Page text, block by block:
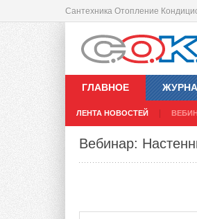
Сантехника Отопление
ГЛАВНОЕ
ЛЕНТА НОВОСТЕЙ
Вебинар: